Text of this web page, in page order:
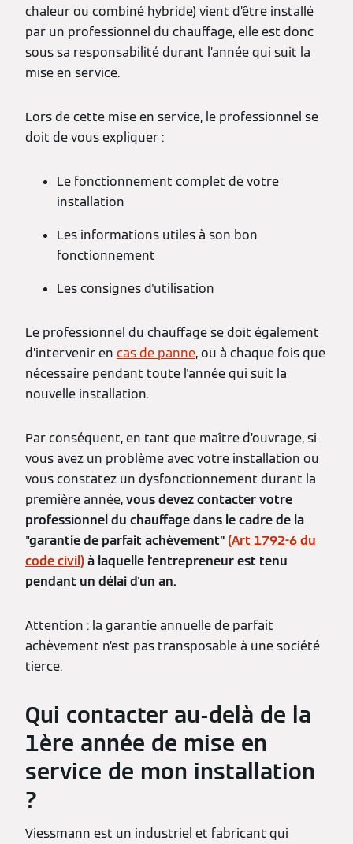
chaleur ou combiné hybride) vient d’être installé
par un professionnel du chauffage, elle est donc
sous sa responsabilité durant l’année qui suit la
mise en service.
Lors de cette mise en service, le professionnel se
doit de vous expliquer :
Le fonctionnement complet de votre
installation
Les informations utiles à son bon
fonctionnement
Les consignes d'utilisation
Le professionnel du chauffage se doit également
d’intervenir en cas de panne, ou à chaque fois que
nécessaire pendant toute l'année qui suit la
nouvelle installation.
Par conséquent, en tant que maître d’ouvrage, si
vous avez un problème avec votre installation ou
vous constatez un dysfonctionnement durant la
première année,vous devez contacter votre
professionnel du chauffage dans le cadre de la
"garantie de parfait achèvement” (Art 1792-6 du
code civil)à laquelle l'entrepreneur est tenu
pendant un délai d'un an.
Attention : la garantie annuelle de parfait
achèvement n’est pas transposable à une société
tierce.
Qui contacter au-delà de la
1ère année de mise en
service de mon installation
?
Viessmann est un industriel et fabricant qui